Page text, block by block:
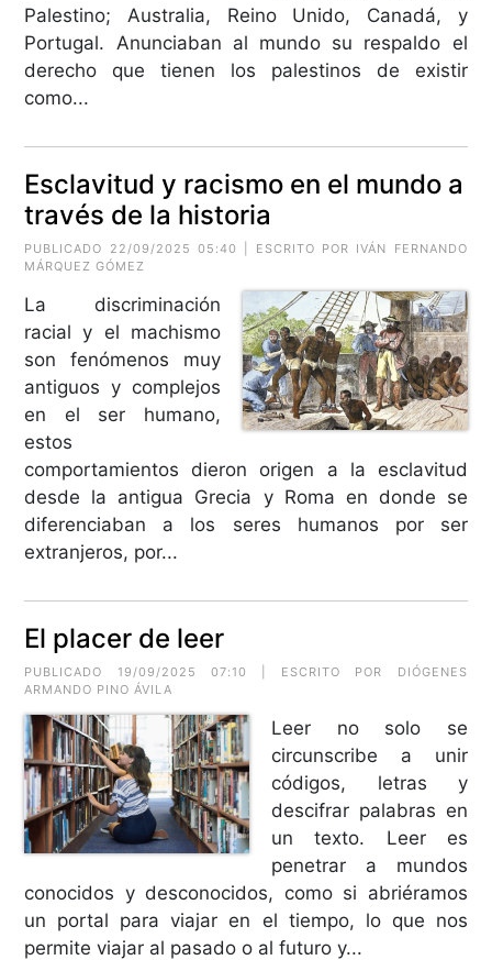
Palestino; Australia, Reino Unido, Canadá, y
Portugal. Anunciaban al mundo su respaldo el
derecho que tienen los palestinos de existir
como...
Esclavitud y racismo en el mundo a
través de la historia
PUBLICADO 22/09/2025 05:40 | ESCRITO POR IVÁN FERNANDO
MÁRQUEZ GÓMEZ
La discriminación
racial y el machismo
son fenómenos muy
antiguos y complejos
en el ser humano,
estos
comportamientos dieron origen a la esclavitud
desde la antigua Grecia y Roma en donde se
diferenciaban a los seres humanos por ser
extranjeros, por...
El placer de leer
PUBLICADO 19/09/2025 07:10 | ESCRITO POR
DIÓGENES
ARMANDO PINO ÁVILA
Leer no solo se
circunscribe a unir
códigos, letras y
descifrar palabras en
un texto. Leer es
penetrar a mundos
conocidos y desconocidos, como si abriéramos
un portal para viajar en el tiempo, lo que nos
permite viajar al pasado o al futuro y...